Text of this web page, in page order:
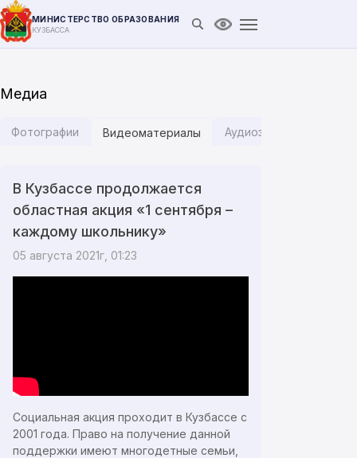
МИНИСТЕРСТВО ОБРАЗОВАНИЯ
КУЗБАССА Открыть поиск
Версия для
Медиа
Фотографии Видеоматериалы Аудиозаписи
В Кузбассе продолжается
областная акция «1 сентября –
каждому школьнику»
05 августа 2021г, 01:23
Социальная акция проходит в Кузбассе с
2001 года. Право на получение данной
поддержки имеют многодетные семьи,